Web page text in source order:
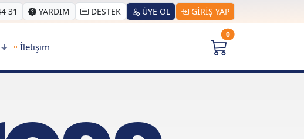
31 YARDIM DESTEK ÜYE OL GİRİŞ YAP
İletişim
0